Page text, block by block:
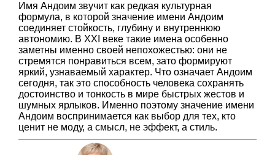
Имя Андоим звучит как редкая культурная
формула, в которой значение имени Андоим
соединяет стойкость, глубину и внутреннюю
автономию. В XXI веке такие имена особенно
заметны именно своей непохожестью: они не
стремятся понравиться всем, зато формируют
яркий, узнаваемый характер. Что означает Андоим
сегодня, так это способность человека сохранять
достоинство и тонкость в мире быстрых жестов и
шумных ярлыков. Именно поэтому значение имени
Андоим воспринимается как выбор для тех, кто
ценит не моду, а смысл, не эффект, а стиль.